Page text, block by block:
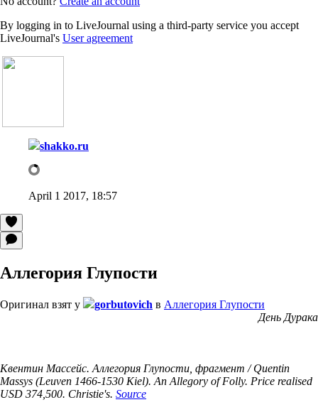
By logging in to LiveJournal using a third-party service you accept
LiveJournal's User agreement
shakko.ru
April 1 2017, 18:57
Аллегория Глупости
Оригинал взят у gorbutovich в Аллегория Глупости
День Дурака
Квентин Массейс. Аллегория Глупости, фрагмент / Quentin
Massys (Leuven 1466-1530 Kiel). An Allegory of Folly. Price realised
USD 374,500. Christie's. Source